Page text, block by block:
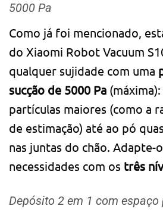
5000 Pa
Como já foi mencionado,
do Xiaomi Robot Vacuum
qualquer sujidade com uma
sucção de 5000 Pa
partículas maiores (como a
de estimação) até ao pó
nas juntas do chão. Adapte-
necessidades com os três
Depósito 2 em 1 com